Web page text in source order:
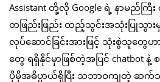
Assistant တို့လို Google ရဲ့ နာမည်ကြီ
တဖြည်းဖြည်း ထည့်သွင်းအသုံးပြုသွား
လုပ်ဆောင်ခြင်းအားဖြင့် သုံးစွဲသူတွေ
တွေ ရရှိနိုင်မှာဖြစ်တဲ့အပြင် chatbot နဲ့
ပိုမိုအဓိပ္ပာယ်ရှိပြီး သဘာဝကျတဲ့ ဆ